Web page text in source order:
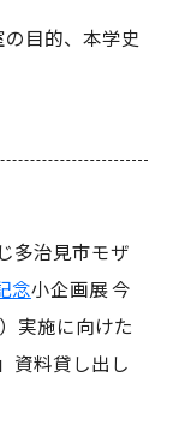
目的、本学史
多治見市モザ
念小企画展 今
実施に向けた
資料貸し出し